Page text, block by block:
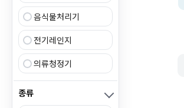
음식물처리기
전기레인지
의류청정기
종류